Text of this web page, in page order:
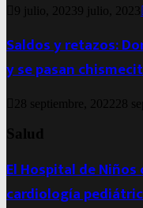
9 julio, 20239 julio, 2023
Saldos y retazos:
y se pasan
28 septiembre, 2022 28
Salud
El Hospital de
cardiología